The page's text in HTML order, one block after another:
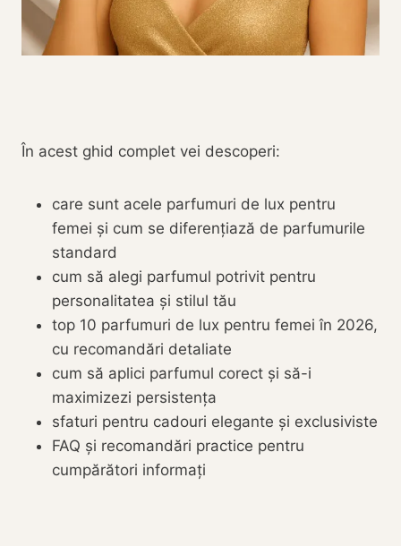
În acest ghid complet vei descoperi:
care sunt acele parfumuri de lux pentru
femei și cum se diferențiază de parfumurile
standard
cum să alegi parfumul potrivit pentru
personalitatea și stilul tău
top 10 parfumuri de lux pentru femei în 2026,
cu recomandări detaliate
cum să aplici parfumul corect și să-i
maximizezi persistența
sfaturi pentru cadouri elegante și exclusiviste
FAQ și recomandări practice pentru
cumpărători informați